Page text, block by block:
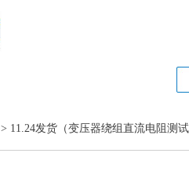
> 11.24发货（变压器绕组直流电阻测